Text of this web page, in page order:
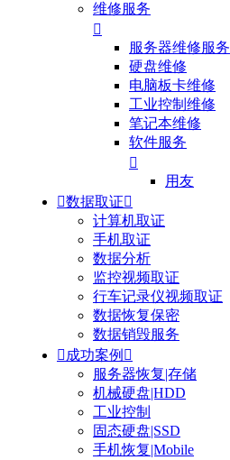
维修服务

服务器维修服务
硬盘维修
电脑板卡维修
工业控制维修
笔记本维修
软件服务

用友
数据取证
计算机取证
手机取证
数据分析
监控视频取证
行车记录仪视频取证
数据恢复保密
数据销毁服务
 成功案例 
服务器恢复|存储
机械硬盘|HDD
工业控制
固态硬盘|SSD
手机恢复|Mobile